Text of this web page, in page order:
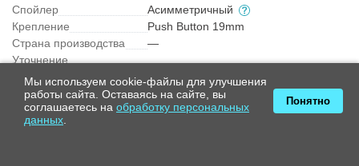
Спойлер
Асимметричный
Крепление
Push Button 19mm
Страна производства
—
Уточнение
применимости:
Альтернативный размер
1 870 ₽
1 740 ₽
Купить
Мы используем cookie-файлы для улучшения
работы сайта. Оставаясь на сайте, вы
соглашаетесь на обработку персональных
данных
Понятно